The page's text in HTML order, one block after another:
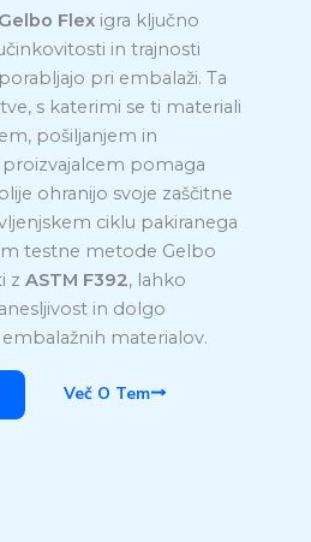
Flex igra ključno
in trajnosti
pri embalaži. Ta
s katerimi se ti materiali
pošiljanjem in
pomaga
ohranijo svoje zaščitne
ciklu pakiranega
testne metode Gelbo
z ASTM F392, lahko
in dolgo
materialov.
Več O Tem